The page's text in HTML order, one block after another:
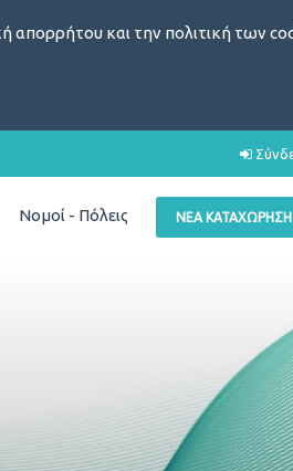
απορρήτου και την πολιτική των
ΝΈΑ ΚΑΤΑΧΏΡΗΣΗ
Νομοί - Πόλεις